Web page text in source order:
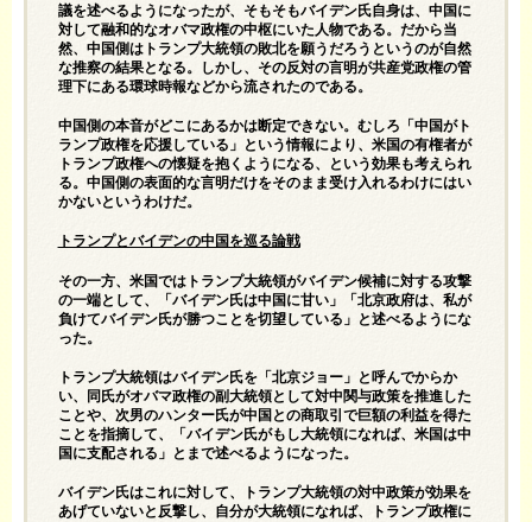
議を述べるようになったが、そもそもバイデン氏自身は、中国に
対して融和的なオバマ政権の中枢にいた人物である。だから当
然、中国側はトランプ大統領の敗北を願うだろうというのが自然
な推察の結果となる。しかし、その反対の言明が共産党政権の管
理下にある環球時報などから流されたのである。
中国側の本音がどこにあるかは断定できない。むしろ「中国がト
ランプ政権を応援している」という情報により、米国の有権者が
トランプ政権への懐疑を抱くようになる、という効果も考えられ
る。中国側の表面的な言明だけをそのまま受け入れるわけにはい
かないというわけだ。
トランプとバイデンの中国を巡る論戦
その一方、米国ではトランプ大統領がバイデン候補に対する攻撃
の一端として、「バイデン氏は中国に甘い」「北京政府は、私が
負けてバイデン氏が勝つことを切望している」と述べるようにな
った。
トランプ大統領はバイデン氏を「北京ジョー」と呼んでからか
い、同氏がオバマ政権の副大統領として対中関与政策を推進した
ことや、次男のハンター氏が中国との商取引で巨額の利益を得た
ことを指摘して、「バイデン氏がもし大統領になれば、米国は中
国に支配される」とまで述べるようになった。
バイデン氏はこれに対して、トランプ大統領の対中政策が効果を
あげていないと反撃し、自分が大統領になれば、トランプ政権に